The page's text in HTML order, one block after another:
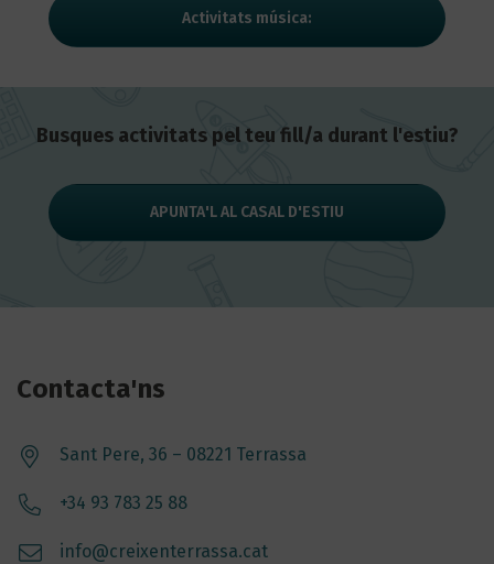
Activitats música:
Busques activitats pel teu fill/a durant l'estiu?
APUNTA'L AL CASAL D'ESTIU
Contacta'ns
Sant Pere, 36 – 08221 Terrassa
+34 93 783 25 88
info@creixenterrassa.cat